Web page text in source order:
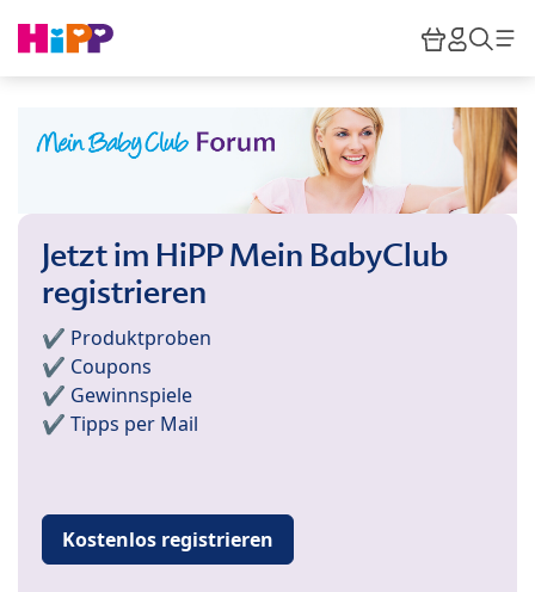
HiPP
Jetzt im HiPP Mein BabyClub
registrieren
✔️ Produktproben
✔️ Coupons
✔️ Gewinnspiele
✔️ Tipps per Mail
Kostenlos registrieren